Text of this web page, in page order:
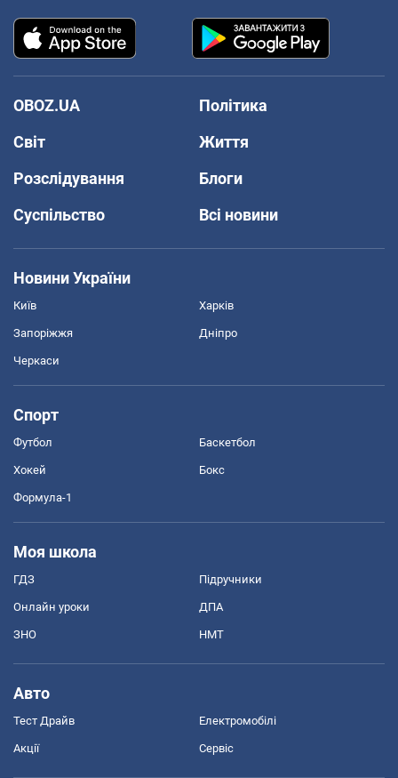
OBOZ.UA
Політика
Світ
Життя
Розслідування
Блоги
Суспільство
Всі новини
Новини України
Київ Харків
Запоріжжя Дніпро
Черкаси
Спорт
Футбол Баскетбол
Хокей Бокс
Формула-1
Моя школа
ГДЗ Підручники
Онлайн уроки ДПА
ЗНО НМТ
Авто
Тест Драйв Електромобілі
Акції Сервіс